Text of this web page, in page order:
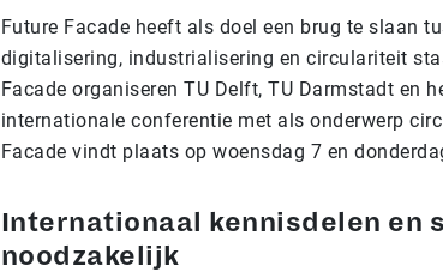
Future Facade heeft als doel een brug te slaan
digitalisering, industrialisering en circulariteit
Facade organiseren TU Delft, TU Darmstadt en
internationale conferentie met als onderwerp
Facade vindt plaats op woensdag 7 en
Internationaal kennisdelen en
noodzakelijk